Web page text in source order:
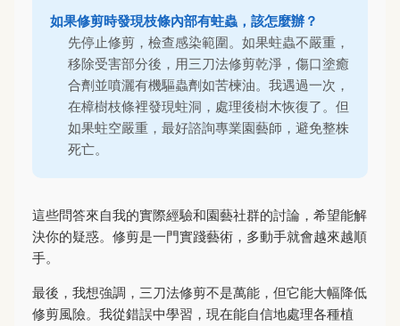
如果修剪時發現枝條內部有蛀蟲，該怎麼辦？
先停止修剪，檢查感染範圍。如果蛀蟲不嚴重，
移除受害部分後，用三刀法修剪乾淨，傷口塗癒
合劑並噴灑有機驅蟲劑如苦楝油。我遇過一次，
在樟樹枝條裡發現蛀洞，處理後樹木恢復了。但
如果蛀空嚴重，最好諮詢專業園藝師，避免整株
死亡。
這些問答來自我的實際經驗和園藝社群的討論，希望能解
決你的疑惑。修剪是一門實踐藝術，多動手就會越來越順
手。
最後，我想強調，三刀法修剪不是萬能，但它能大幅降低
修剪風險。我從錯誤中學習，現在能自信地處理各種植